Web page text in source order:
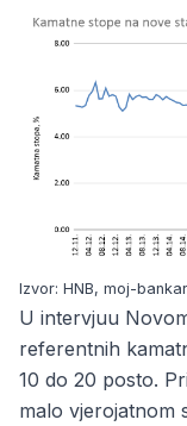
Izvor: HNB, moj-
U intervjuu
referentnih
10 do 20 posto.
malo vjerojatnom